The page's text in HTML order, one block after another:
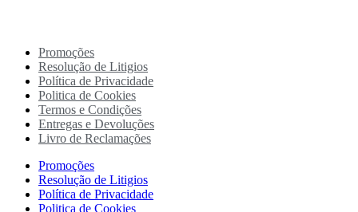
Promoções
Resolução de Litigios
Política de Privacidade
Politica de Cookies
Termos e Condições
Entregas e Devoluções
Livro de Reclamações
Promoções
Resolução de Litigios
Política de Privacidade
Politica de Cookies